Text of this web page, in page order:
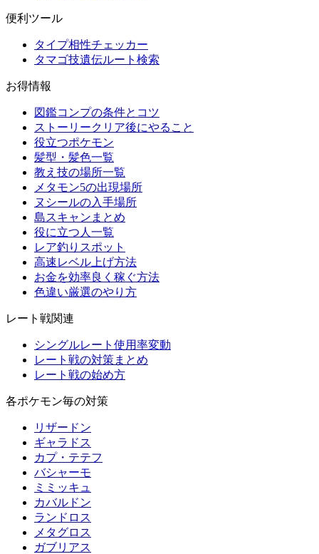
便利ツール
タイプ相性チェッカー
タマゴ技遺伝ルート検索
お得情報
図鑑コンプの条件とコツ
ストーリークリア後にやること
役立つポケモン
髪型・髪色一覧
教え技の場所一覧
メタモン5の出現場所
ヌシールの入手場所
島スキャンまとめ
役に立つ人一覧
レア釣りスポット
高速レベル上げ方法
お金を効率良く稼ぐ方法
色違い厳選のやり方
レート戦関連
シングルレート使用率変動
レート戦の対策まとめ
レート戦の始め方
各ポケモン毎の対策
リザードン
ギャラドス
カプ・テテフ
バシャーモ
ミミッキュ
カバルドン
ランドロス
メタグロス
ガブリアス